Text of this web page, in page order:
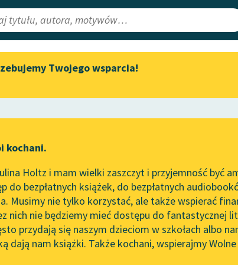
Lektury
redakcyjne
Aktualności
„Prokurator Alicja Horn” do
literatury skandynawskiej
Spotkanie z Katarzyną Tunkiel
w Oslo
102. lata temu zmarł Joseph
Conrad
Mapa
API
OAI-
Widget
Twojego wsparcia!
kochani.
Holtz i mam wielki zaszczyt i przyjemność być
do bezpłatnych książek, do bezpłatnych
Musimy nie tylko korzystać, ale także wspierać
nich nie będziemy mieć dostępu do fantastycznej
przydają się naszym dzieciom w szkołach albo
dają nam książki. Także kochani, wspierajmy
✖ powieść obyczajowa✖